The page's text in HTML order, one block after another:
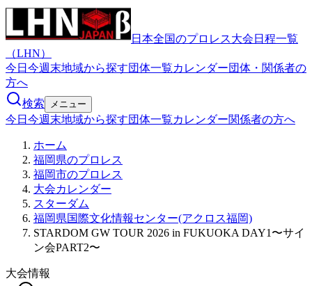
日本全国のプロレス大会日程一覧
（LHN）
今日 今週末地域から探す団体一覧カレンダー団体・関係者の
方へ
検索
メニュー
今日 今週末地域から探す団体一覧カレンダー関係者の方へ
ホーム
福岡県のプロレス
福岡市のプロレス
大会カレンダー
スターダム
福岡県国際文化情報センター(アクロス福岡)
STARDOM GW TOUR 2026 in FUKUOKA DAY1〜サイ
ン会PART2〜
大会情報